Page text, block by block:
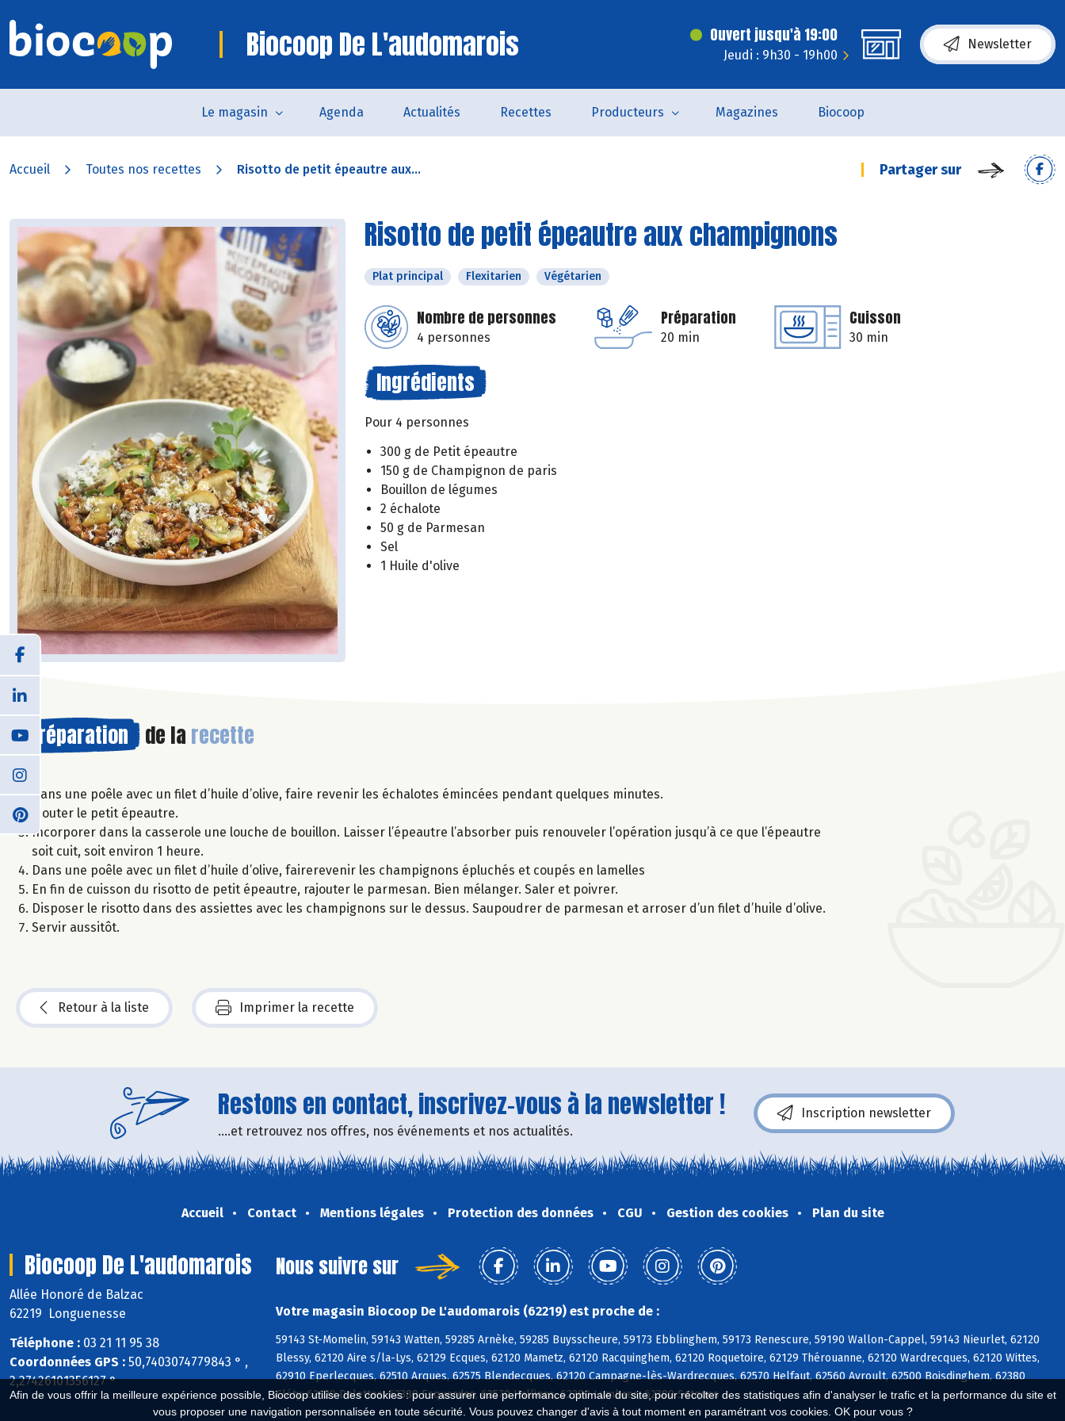
Afin de vous offrir la meilleure expérience possible, Biocoop utilise des cookies : pour assurer une performance optimale du site, pour récolter des statistiques afin d'analyser le trafic et la performance du site et
vous proposer une navigation personnalisée en toute sécurité. Vous pouvez changer d'avis à tout moment en paramétrant vos cookies. OK pour vous ?
Biocoop De L'audomarois Ouvert jusqu'à 19:00
Jeudi : 9h30 - 19h00
Newsletter
Le magasin Agenda Actualités Recettes Producteurs Magazines Biocoop
Accueil Toutes nos recettes Risotto de petit épeautre aux... Partager sur
Risotto de petit épeautre aux champignons
Plat principal Flexitarien Végétarien
Nombre de personnes
4 personnes
Préparation
20 min
Cuisson
30 min
Ingrédients
Pour 4 personnes
300 g de Petit épeautre
150 g de Champignon de paris
Bouillon de légumes
2 échalote
50 g de Parmesan
Sel
1 Huile d'olive
Préparation de la recette
Dans une poêle avec un filet d’huile d’olive, faire revenir les échalotes émincées pendant quelques minutes.
Ajouter le petit épeautre.
Incorporer dans la casserole une louche de bouillon. Laisser l’épeautre l’absorber puis renouveler l’opération jusqu’à ce que l’épeautre
soit cuit, soit environ 1 heure.
Dans une poêle avec un filet d’huile d’olive, fairerevenir les champignons épluchés et coupés en lamelles
En fin de cuisson du risotto de petit épeautre, rajouter le parmesan. Bien mélanger. Saler et poivrer.
Disposer le risotto dans des assiettes avec les champignons sur le dessus. Saupoudrer de parmesan et arroser d’un filet d’huile d’olive.
Servir aussitôt.
Retour à la liste Imprimer la recette
Restons en contact, inscrivez-vous à la newsletter !
....et retrouvez nos offres, nos événements et nos actualités.
Inscription newsletter
Accueil Contact Mentions légales Protection des données CGU Gestion des cookies Plan du site
Biocoop De L'audomarois
Allée Honoré de Balzac
62219 Longuenesse
Téléphone : 03 21 11 95 38
Coordonnées GPS : 50,7403074779843 ° ,
2,27426101356127 °
Nous suivre sur
Votre magasin Biocoop De L'audomarois (62219) est proche de :
59143 St-Momelin, 59143 Watten, 59285 Arnèke, 59285 Buysscheure, 59173 Ebblinghem, 59173 Renescure, 59190 Wallon-Cappel, 59143 Nieurlet, 62120
Blessy, 62120 Aire s/la-Lys, 62129 Ecques, 62120 Mametz, 62120 Racquinghem, 62120 Roquetoire, 62129 Thérouanne, 62120 Wardrecques, 62120 Wittes,
62910 Eperlecques, 62510 Arques, 62575 Blendecques, 62120 Campagne-lès-Wardrecques, 62570 Helfaut, 62560 Avroult, 62500 Boisdinghem, 62380
Cléty, 62129 Delettes, 62380 Esquerdes, 62570 Hallines, 62380 Lumbres, 62380 Setques